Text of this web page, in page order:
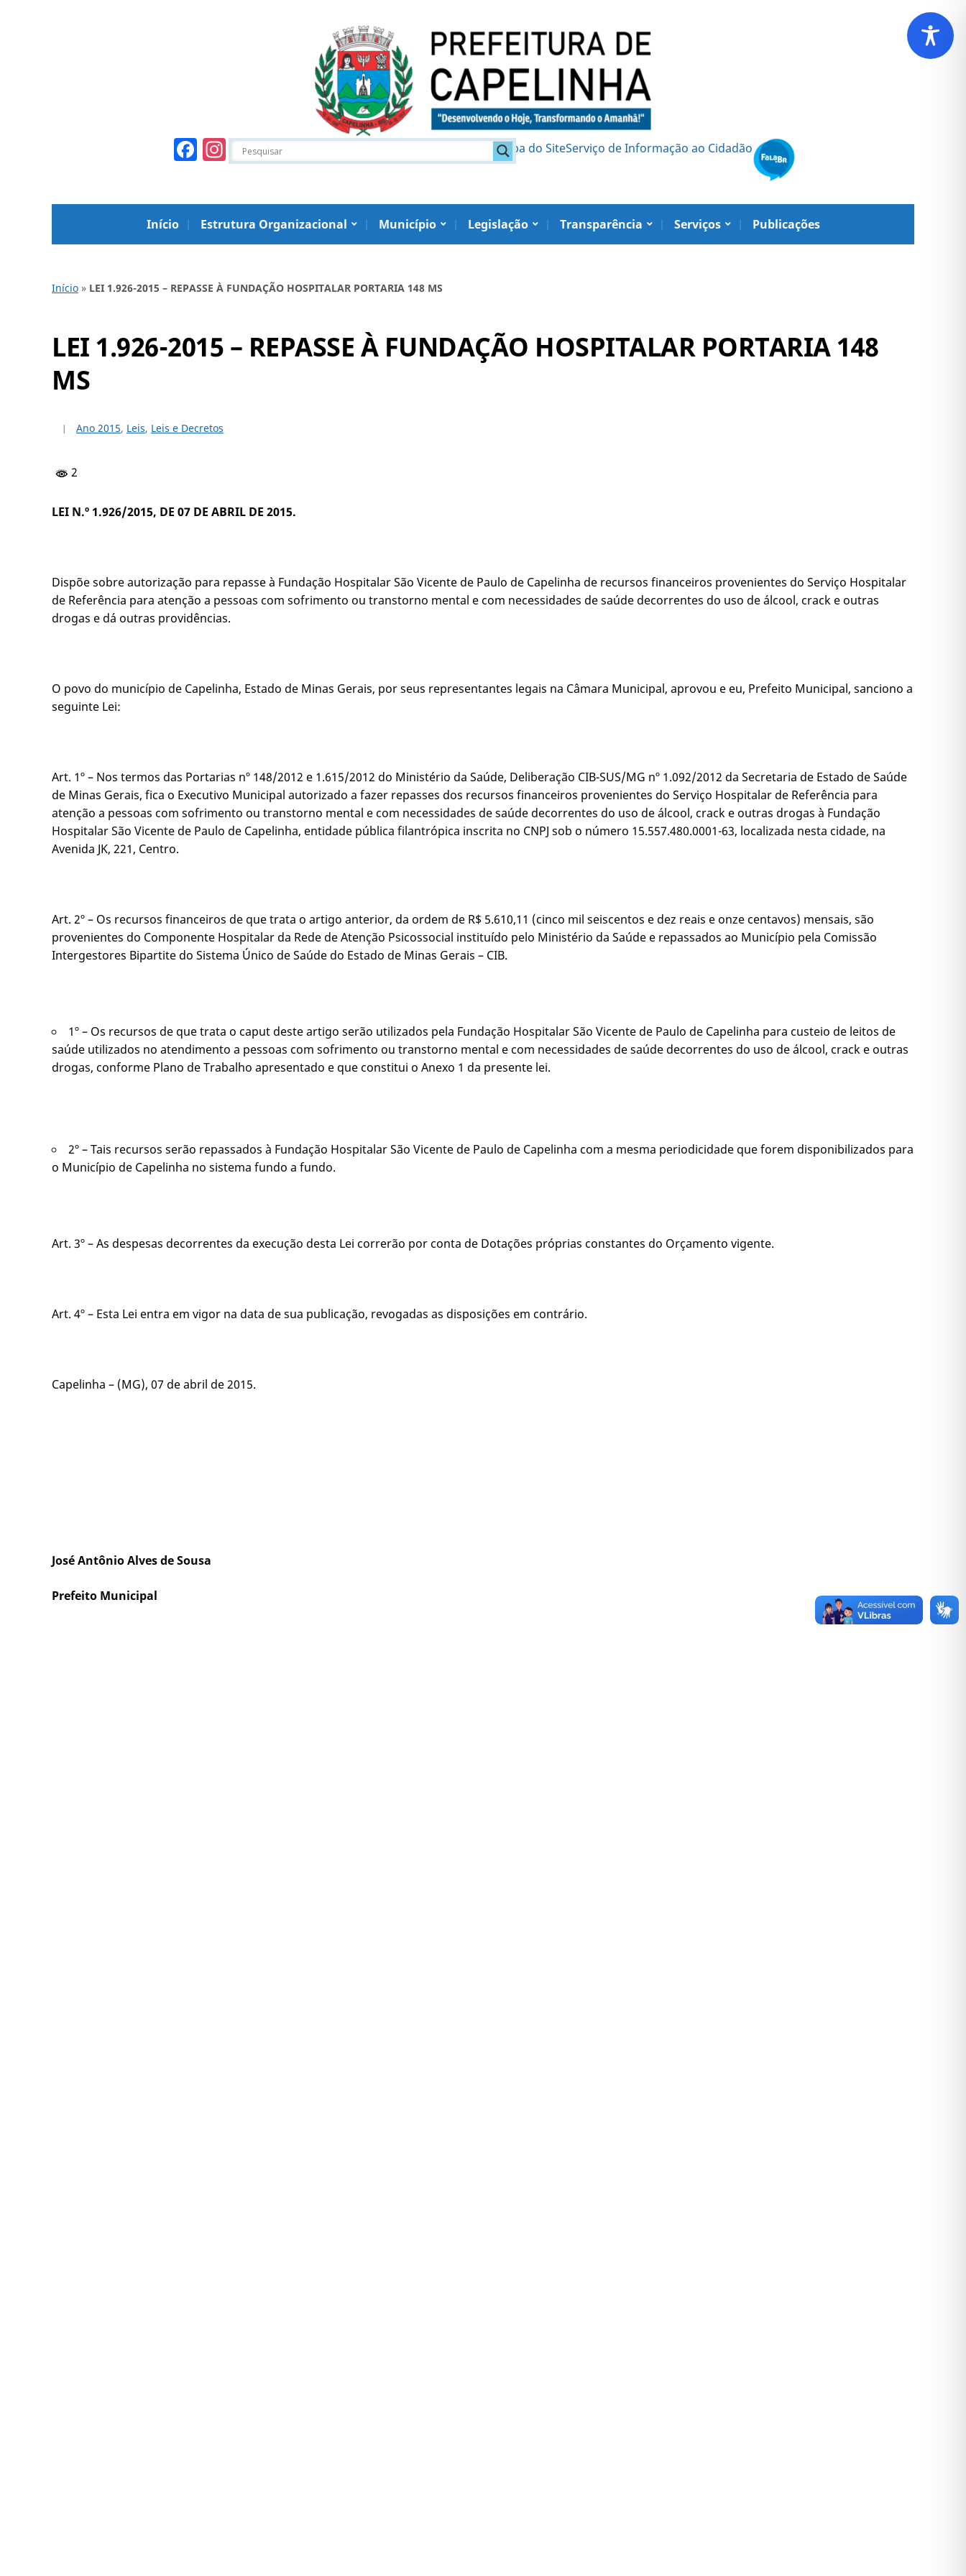
Facebook
Instagram Mapa do SiteServiço de Informação ao Cidadão
Início Estrutura Organizacional Município Legislação Transparência Serviços Publicações
Início » LEI 1.926-2015 – REPASSE À FUNDAÇÃO HOSPITALAR PORTARIA 148 MS
LEI 1.926-2015 – REPASSE À FUNDAÇÃO HOSPITALAR PORTARIA 148
MS
Ano 2015, Leis, Leis e Decretos
2
LEI N.º 1.926/2015, DE 07 DE ABRIL DE 2015.
Dispõe sobre autorização para repasse à Fundação Hospitalar São Vicente de Paulo de Capelinha de recursos financeiros provenientes do Serviço Hospitalar
de Referência para atenção a pessoas com sofrimento ou transtorno mental e com necessidades de saúde decorrentes do uso de álcool, crack e outras
drogas e dá outras providências.
O povo do município de Capelinha, Estado de Minas Gerais, por seus representantes legais na Câmara Municipal, aprovou e eu, Prefeito Municipal, sanciono a
seguinte Lei:
Art. 1º – Nos termos das Portarias nº 148/2012 e 1.615/2012 do Ministério da Saúde, Deliberação CIB-SUS/MG nº 1.092/2012 da Secretaria de Estado de Saúde
de Minas Gerais, fica o Executivo Municipal autorizado a fazer repasses dos recursos financeiros provenientes do Serviço Hospitalar de Referência para
atenção a pessoas com sofrimento ou transtorno mental e com necessidades de saúde decorrentes do uso de álcool, crack e outras drogas à Fundação
Hospitalar São Vicente de Paulo de Capelinha, entidade pública filantrópica inscrita no CNPJ sob o número 15.557.480.0001-63, localizada nesta cidade, na
Avenida JK, 221, Centro.
Art. 2º – Os recursos financeiros de que trata o artigo anterior, da ordem de R$ 5.610,11 (cinco mil seiscentos e dez reais e onze centavos) mensais, são
provenientes do Componente Hospitalar da Rede de Atenção Psicossocial instituído pelo Ministério da Saúde e repassados ao Município pela Comissão
Intergestores Bipartite do Sistema Único de Saúde do Estado de Minas Gerais – CIB.
1º – Os recursos de que trata o caput deste artigo serão utilizados pela Fundação Hospitalar São Vicente de Paulo de Capelinha para custeio de leitos de
saúde utilizados no atendimento a pessoas com sofrimento ou transtorno mental e com necessidades de saúde decorrentes do uso de álcool, crack e outras
drogas, conforme Plano de Trabalho apresentado e que constitui o Anexo 1 da presente lei.
2º – Tais recursos serão repassados à Fundação Hospitalar São Vicente de Paulo de Capelinha com a mesma periodicidade que forem disponibilizados para
o Município de Capelinha no sistema fundo a fundo.
Art. 3º – As despesas decorrentes da execução desta Lei correrão por conta de Dotações próprias constantes do Orçamento vigente.
Art. 4º – Esta Lei entra em vigor na data de sua publicação, revogadas as disposições em contrário.
Capelinha – (MG), 07 de abril de 2015.
José Antônio Alves de Sousa
Prefeito Municipal